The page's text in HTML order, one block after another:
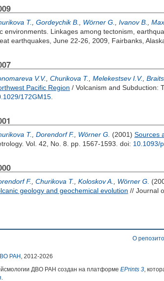
T. Gordeychik B. Wörner G. Ivanov B.
environments. Linkages among tectonism,
earthquakes, June 22-26, 2009, Fairbanks,
V.V. Churikova T. Melekestsev I.V.
Pacific Region / Volcanism and Subduction:
172GM15
T. Dorendorf F. Wörner G. (2001) Sources
Vol. 42, No. 8. pp. 1567-1593. doi: 10.1093/
F. Churikova T. Koloskov A. Wörner G.
geology and geochemical evolution // Journal
О
РАН , 2012-2026
ДВО РАН создан на платформе EPrints 3,
.